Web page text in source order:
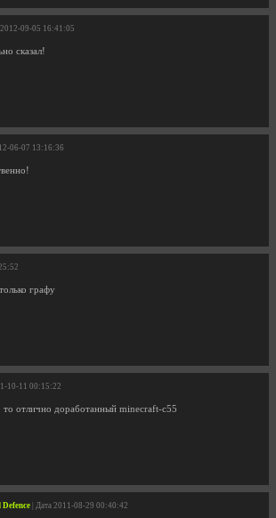
2012-09-05 16:41:05
сказал!
06-07 13:16:36
графу
10-11 00:15:22
то отлично доработанный minecraft-c55
| Дата 2011-08-29 00:40:42